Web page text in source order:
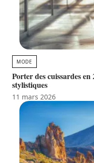
MODE
Porter des cuissardes en
stylistiques
11 mars 2026